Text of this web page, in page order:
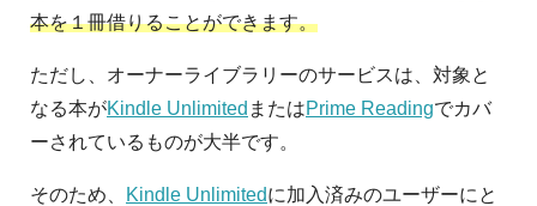
本を１冊借りることができます。
ただし、オーナーライブラリーのサービスは、対象と
なる本がKindle Unlimited またはPrime Readingでカバ
ーされているものが大半です。
そのため、 Kindle Unlimitedに加入済みのユーザーにと